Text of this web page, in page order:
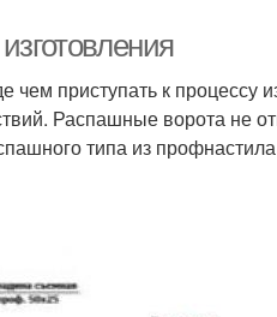
чем приступать к процессу
Распашные ворота не
типа из